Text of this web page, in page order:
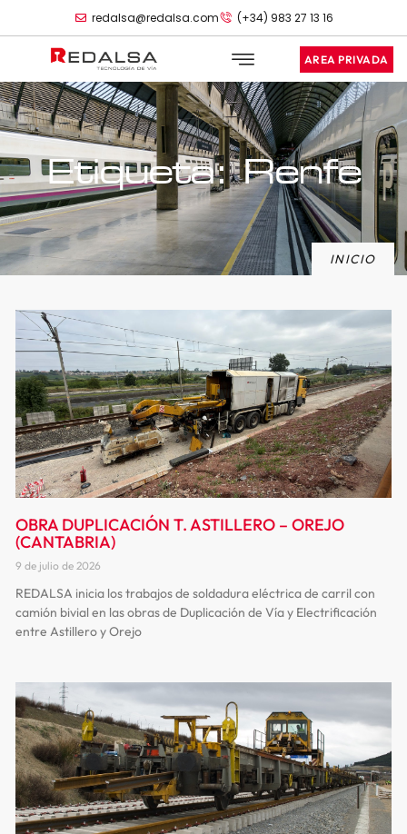
redalsa@redalsa.com (+34) 983 27 13 16
AREA PRIVADA
Etiqueta: Renfe
INICIO
OBRA DUPLICACIÓN T. ASTILLERO – OREJO
(CANTABRIA)
9 de julio de 2026
REDALSA inicia los trabajos de soldadura eléctrica de carril con
camión bivial en las obras de Duplicación de Vía y Electrificación
entre Astillero y Orejo